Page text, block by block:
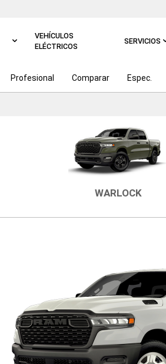
VEHÍCULOS
ELÉCTRICOS
SERVICIOS
Profesional Comparar Espec.
WARLOCK